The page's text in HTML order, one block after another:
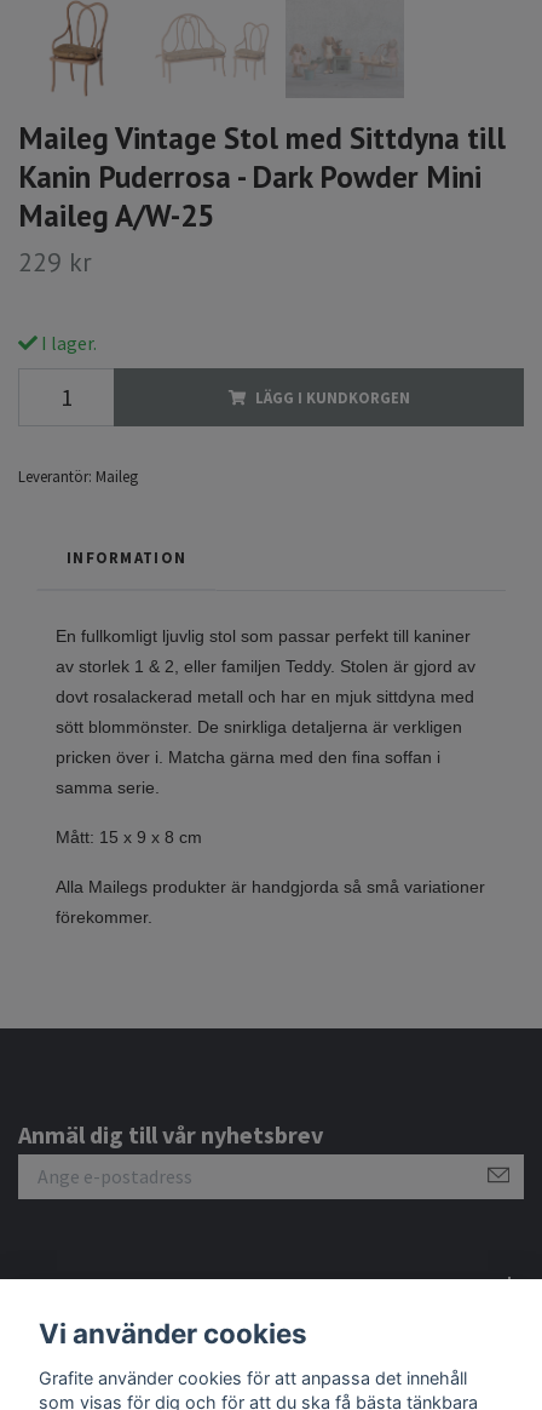
Maileg Vintage Stol med Sittdyna till
Kanin Puderrosa - Dark Powder Mini
Maileg A/W-25
229 kr
I lager.
LÄGG I KUNDKORGEN
Leverantör: Maileg
INFORMATION
En fullkomligt ljuvlig stol som passar perfekt till kaniner
av storlek 1 & 2, eller familjen Teddy. Stolen är gjord av
dovt rosalackerad metall och har en mjuk sittdyna med
sött blommönster. De snirkliga detaljerna är verkligen
pricken över i. Matcha gärna med den fina soffan i
samma serie.
Mått: 15 x 9 x 8 cm
Alla Mailegs produkter är handgjorda så små variationer
förekommer.
Anmäl dig till vår nyhetsbrev
Vi använder cookies
Grafite använder cookies för att anpassa det innehåll
som visas för dig och för att du ska få bästa tänkbara